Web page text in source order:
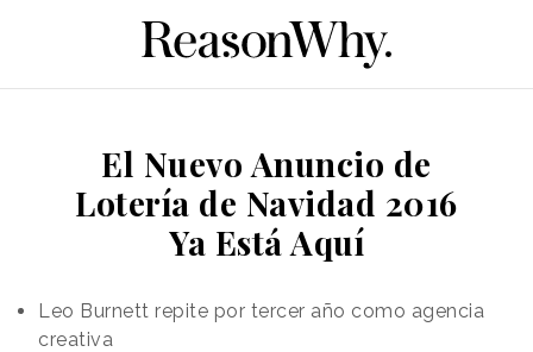
El Nuevo Anuncio de
Lotería de Navidad 2016
Ya Está Aquí
Leo Burnett repite por tercer año como agencia
creativa